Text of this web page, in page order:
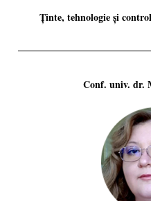
Ținte, tehnologie și
Conf. univ. dr.